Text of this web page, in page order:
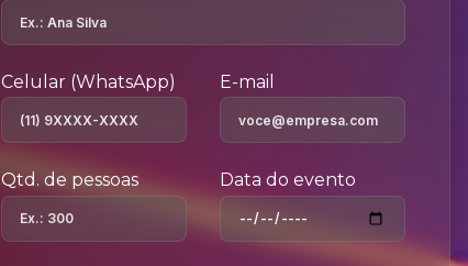
Celular (WhatsApp) E-mail
Qtd. de pessoas Data do evento